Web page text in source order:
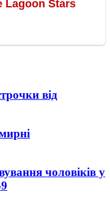
від
чоловіків у